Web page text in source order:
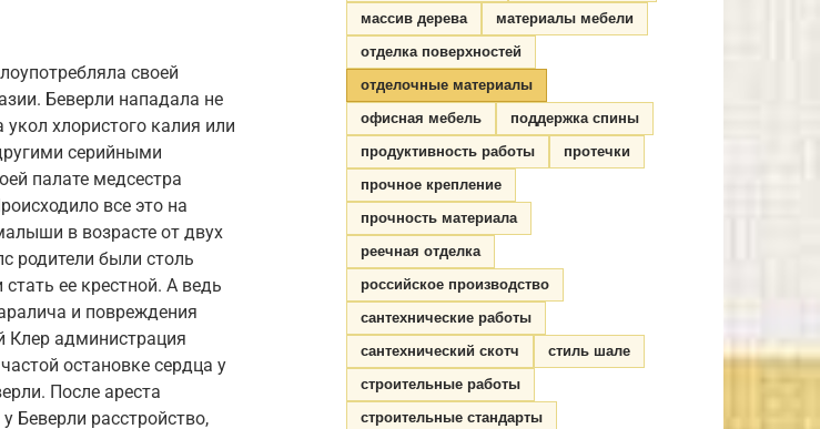
своей
Беверли нападала не
хлористого калия или
серийными
палате медсестра
все это на
в возрасте от двух
родители были столь
ее крестной. А ведь
и повреждения
Клер администрация
остановке сердца у
После ареста
Беверли расстройство,
массив дерева
материалы мебели
отделка поверхностей
отделочные материалы
офисная мебель
поддержка спины
продуктивность работы
протечки
прочное крепление
прочность материала
реечная отделка
российское производство
сантехнические работы
сантехнический скотч
стиль шале
строительные работы
строительные стандарты